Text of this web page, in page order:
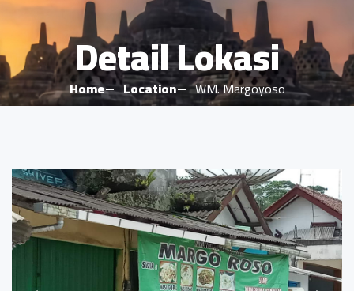
Detail Lokasi
Home Location WM. Margoyoso